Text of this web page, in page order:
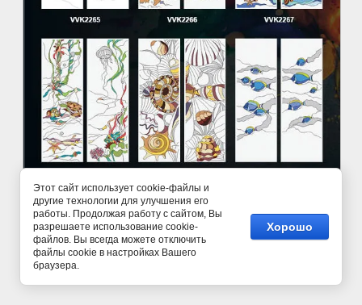
©СлавХолдинг
Этот сайт использует cookie-файлы и
другие технологии для улучшения его
работы. Продолжая работу с сайтом, Вы
разрешаете использование cookie-
файлов. Вы всегда можете отключить
файлы cookie в настройках Вашего
браузера.
Хорошо